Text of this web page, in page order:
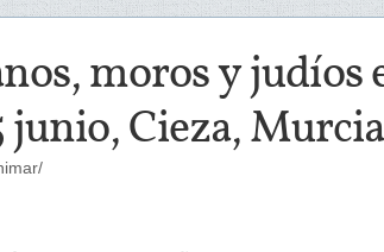
moros y judíos
Cieza,